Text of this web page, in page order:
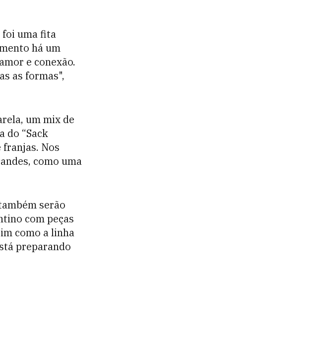
foi uma fita
há um
e conexão.
as formas",
um mix de
do “Sack
franjas. Nos
como uma
serão
com peças
como a linha
preparando